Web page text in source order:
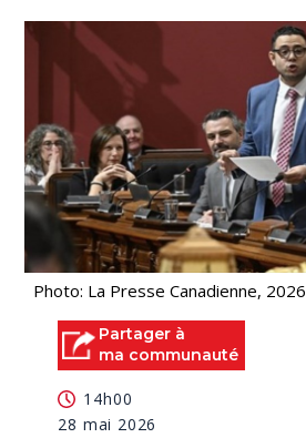
Photo: La Presse Canadienne, 2026
Partager à
ma communauté
14h00
28 mai 2026